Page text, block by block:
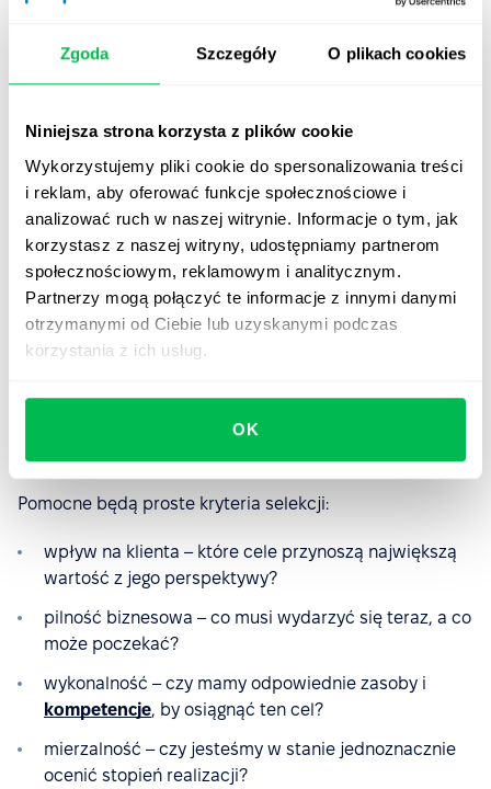
Zgoda Szczegóły O plikach cookies
Niniejsza strona korzysta z plików cookie
Wykorzystujemy pliki cookie do spersonalizowania treści
i reklam, aby oferować funkcje społecznościowe i
analizować ruch w naszej witrynie. Informacje o tym, jak
korzystasz z naszej witryny, udostępniamy partnerom
społecznościowym, reklamowym i analitycznym.
Partnerzy mogą połączyć te informacje z innymi danymi
otrzymanymi od Ciebie lub uzyskanymi podczas
korzystania z ich usług.
OK
miesięczne przeglądy postępów dla liderów i
ewentualnym korektom;
kwartalne retrospekcje z udziałem całego zespołu
oraz managementu, w trakcie których
podsumowywany i oceniany jest cały cykl OKR.
7. Zrewiduj ilość celów
W trakcie cyklu OKR może się okazać, że niektóre osoby
jednocześnie. Aby uniknąć przeciążenia i ryzyka
, warto ograniczyć liczbę celów do tych
naprawdę istotnych.
Pomocne będą proste kryteria selekcji:
wpływ na klienta – które cele przynoszą największą
wartość z jego perspektywy?
pilność biznesowa – co musi wydarzyć się teraz, a co
może poczekać?
wykonalność – czy mamy odpowiednie zasoby i
kompetencje, by osiągnąć ten cel?
mierzalność – czy jesteśmy w stanie jednoznacznie
ocenić stopień realizacji?